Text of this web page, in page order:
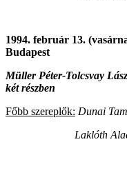
1994. február 13.
Budapest
Müller Péter-Tolcsvay
két részben
Főbb szereplők: Dunai
Laklóth Aladár,